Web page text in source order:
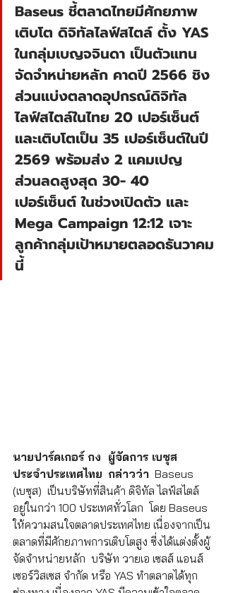
Baseus ชี้ตลาดไทยมีศักยภาพ
เติบโต ดิจิทัลไลฟ์สไตล์ ตั้ง YAS
ในกลุ่มเบญจจินดา เป็นตัวแทน
จัดจำหน่ายหลัก คาดปี 2566 ชิง
ส่วนแบ่งตลาดอุปกรณ์ดิจิทัล
ไลฟ์สไตล์ในไทย 20 เปอร์เซ็นต์
และเติบโตเป็น 35 เปอร์เซ็นต์ในปี
2569 พร้อมส่ง 2 แคมเปญ
ส่วนลดสูงสุด 30- 40
เปอร์เซ็นต์ ในช่วงเปิดตัว และ
Mega Campaign 12:12 เจาะ
ลูกค้ากลุ่มเป้าหมายตลอดธันวาคม
นี้
นายปาร์คเกอร์ กง  ผู้จัดการ เบซุส
ประจำประเทศไทย กล่าวว่า
  Baseus
(เบซุส)  เป็นบริษัทที่สินค้า ดิจิทัล ไลฟ์สไตล์
อยู่ในกว่า 100 ประเทศทั่วโลก  โดย Baseus
ให้ความสนใจตลาดประเทศไทย เนื่องจากเป็น
ตลาดที่มีศักยภาพการเติบโตสูง ซี่งได้แต่งตั้งผู้
จัดจำหน่ายหลัก  บริษัท วายเอ เซลส์ แอนส์
เซอร์วิสเซส จำกัด หรือ YAS ทำตลาดได้ทุก